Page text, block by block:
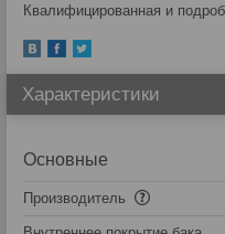
Квалифицированная и
Характеристики
Основные
Производитель